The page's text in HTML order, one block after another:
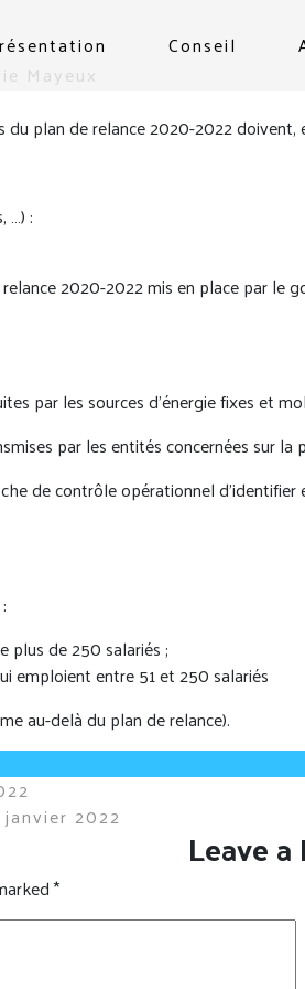
Conseil
Mayeux
plan de relance 2020-2022
…) :
2020-2022 mis en place par le
par les sources d’énergie fixes et
par les entités concernées sur
de contrôle opérationnel
plus de 250 salariés ;
emploient entre 51 et 250 salariés
au-delà du plan de relance).
2022
Leave
*